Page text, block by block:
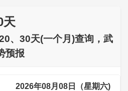
天
、30天(一个月)查询，武
预报
2026年08月08日（星期六)